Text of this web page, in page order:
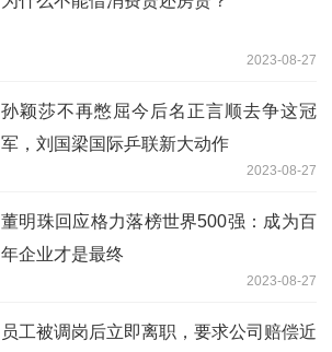
2023-08-27
孙颖莎不再憋屈今后名正言顺去争这冠
军，刘国梁国际乒联新大动作
2023-08-27
董明珠回应格力落榜世界500强：成为百
年企业才是最终
2023-08-27
员工被调岗后立即离职，要求公司赔偿近